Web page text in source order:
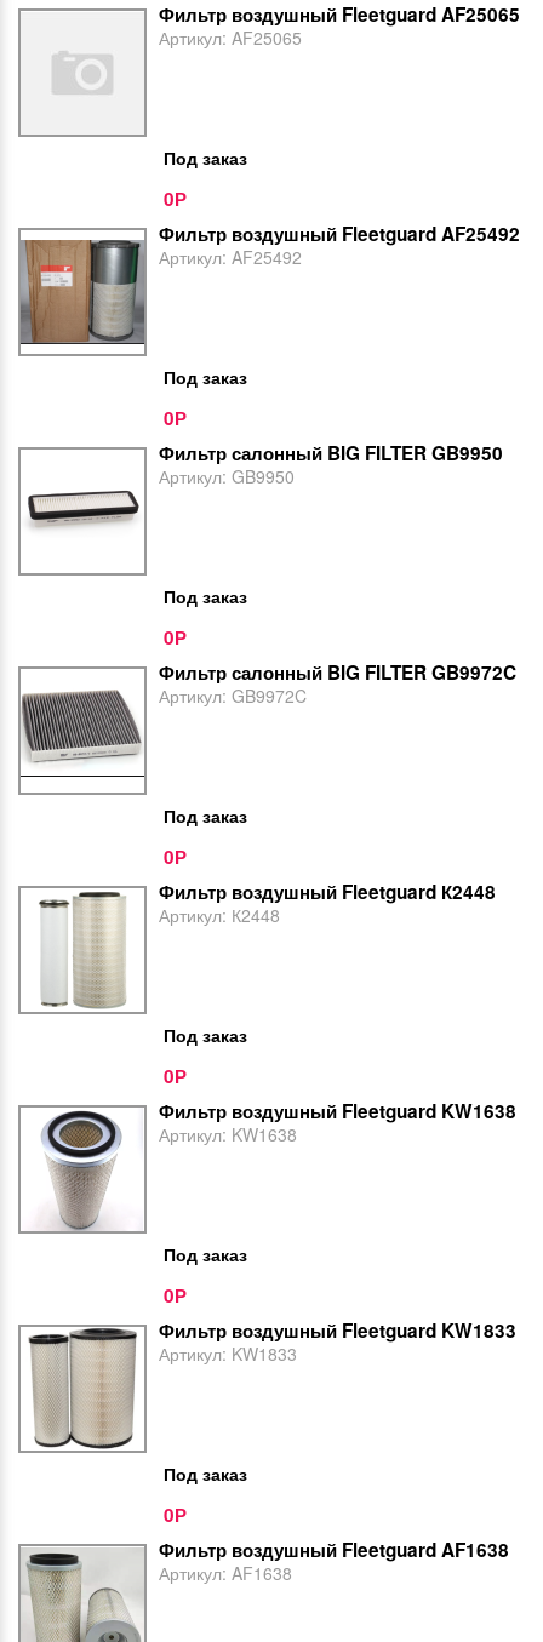
Фильтр воздушный Fleetguard AF25065
Артикул: AF25065
Под заказ
0Р
Фильтр воздушный Fleetguard AF25492
Артикул: AF25492
Под заказ
0Р
Фильтр салонный BIG FILTER GB9950
Артикул: GB9950
Под заказ
0Р
Фильтр салонный BIG FILTER GB9972C
Артикул: GB9972C
Под заказ
0Р
Фильтр воздушный Fleetguard К2448
Артикул: К2448
Под заказ
0Р
Фильтр воздушный Fleetguard KW1638
Артикул: KW1638
Под заказ
0Р
Фильтр воздушный Fleetguard KW1833
Артикул: KW1833
Под заказ
0Р
Фильтр воздушный Fleetguard AF1638
Артикул: AF1638